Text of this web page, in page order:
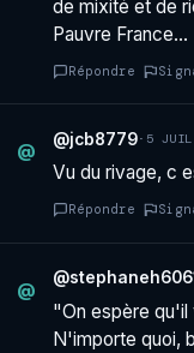
de mixité et de
Pauvre France…
Répondre
@
@jcb8779· 5
Vu du rivage, c
Répondre
@
"On espère qu'il
N'importe quoi,